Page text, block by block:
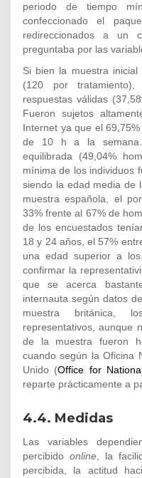
periodo de tiempo
confeccionado el
redireccionados a un
preguntaba por las
Si bien la muestra
(120 por
respuestas válidas
Fueron sujetos
Internet ya que el
de 10 h a la
equilibrada (49,04%
mínima de los individuos
siendo la edad media de
muestra española, el
33% frente al 67% de
de los encuestados
18 y 24 años, el 57%
una edad superior a
confirmar la
que se acerca
internauta según datos
muestra británica,
representativos, aunque
de la muestra fueron
cuando según la Oficina
Unido (Office for
reparte prácticamente a
4.4. Medidas
Las variables
percibido online, la
percibida, la actitud